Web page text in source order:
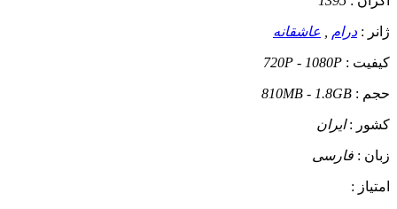
ژانر : درام عاشقانه
کیفیت : 720P - 1080P
حجم : 810MB - 1.8GB
کشور :ایران
زبان : فارسی
امتیاز :